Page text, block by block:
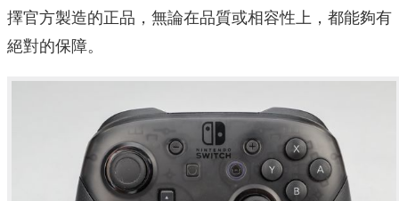
擇官方製造的正品，無論在品質或相容性上，都能夠有
絕對的保障。